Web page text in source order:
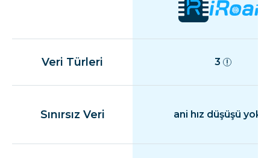
Veri Türleri 3
Sınırsız Veri ani hız düşüşü yok